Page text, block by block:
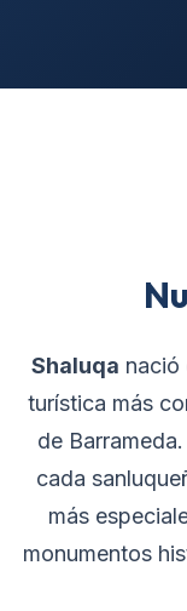
Shaluqa nació
turística más
de
cada
más
monumentos